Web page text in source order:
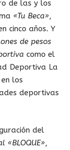
de las y los
«Tu Beca»,
cinco años. Y
de pesos
como el
Deportiva La
los
deportivas
del
«BLOQUE»,